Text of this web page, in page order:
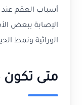
أسباب العقم عند
الإصابة ببعض
الوراثية ونمط
متى تكون